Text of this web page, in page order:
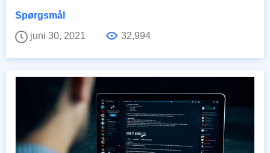
Spørgsmål
juni 30, 2021
32,994